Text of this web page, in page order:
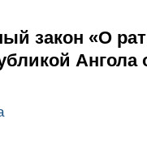
закон «О
Ангола